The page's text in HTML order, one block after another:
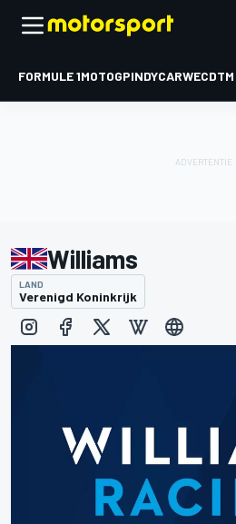
FORMULE 1MOTOGPINDYCARWECDTM
Williams
LAND
Verenigd Koninkrijk